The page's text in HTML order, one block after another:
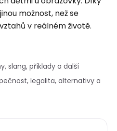
možnost, než se
v reálném životě.
slang, příklady a další
legalita, alternativy a